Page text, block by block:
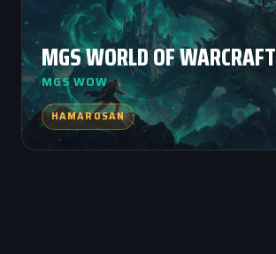
MGS WORLD OF WARCRAFT
MGS WOW
HAMAROSAN